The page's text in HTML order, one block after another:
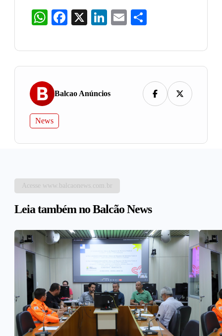
WhatsAppFacebook LinkedIn
Email
Balcao Anúncios
News
Acesse www.balcaonews.com.br
Leia também no Balcão News